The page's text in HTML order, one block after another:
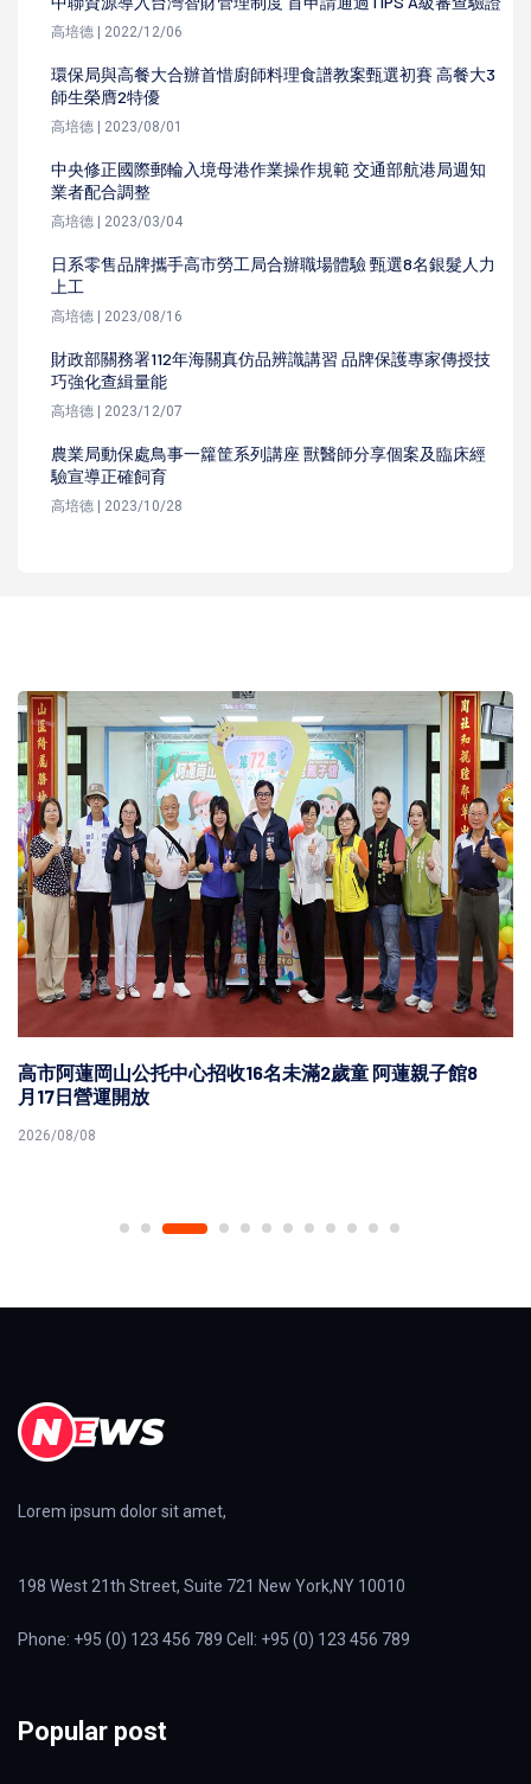
高培德 | 2022/12/06
環保局與高餐大合辦首惜廚師料理食譜教案甄選初賽 高餐大3
師生榮膺2特優
高培德 | 2023/08/01
中央修正國際郵輪入境母港作業操作規範 交通部航港局週知
業者配合調整
高培德 | 2023/03/04
日系零售品牌攜手高市勞工局合辦職場體驗 甄選8名銀髮人力
上工
高培德 | 2023/08/16
財政部關務署112年海關真仿品辨識講習 品牌保護專家傳授技
巧強化查緝量能
高培德 | 2023/12/07
農業局動保處鳥事一籮筐系列講座 獸醫師分享個案及臨床經
驗宣導正確飼育
高培德 | 2023/10/28
高市阿蓮岡山公托中心招收16名未滿2歲童 阿蓮親子館8
月17日營運開放
2026/08/08
Lorem ipsum dolor sit amet,
198 West 21th Street, Suite 721 New York,NY 10010
Phone: +95 (0) 123 456 789 Cell: +95 (0) 123 456 789
Popular post